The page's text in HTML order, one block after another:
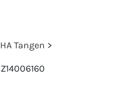
Tangen >